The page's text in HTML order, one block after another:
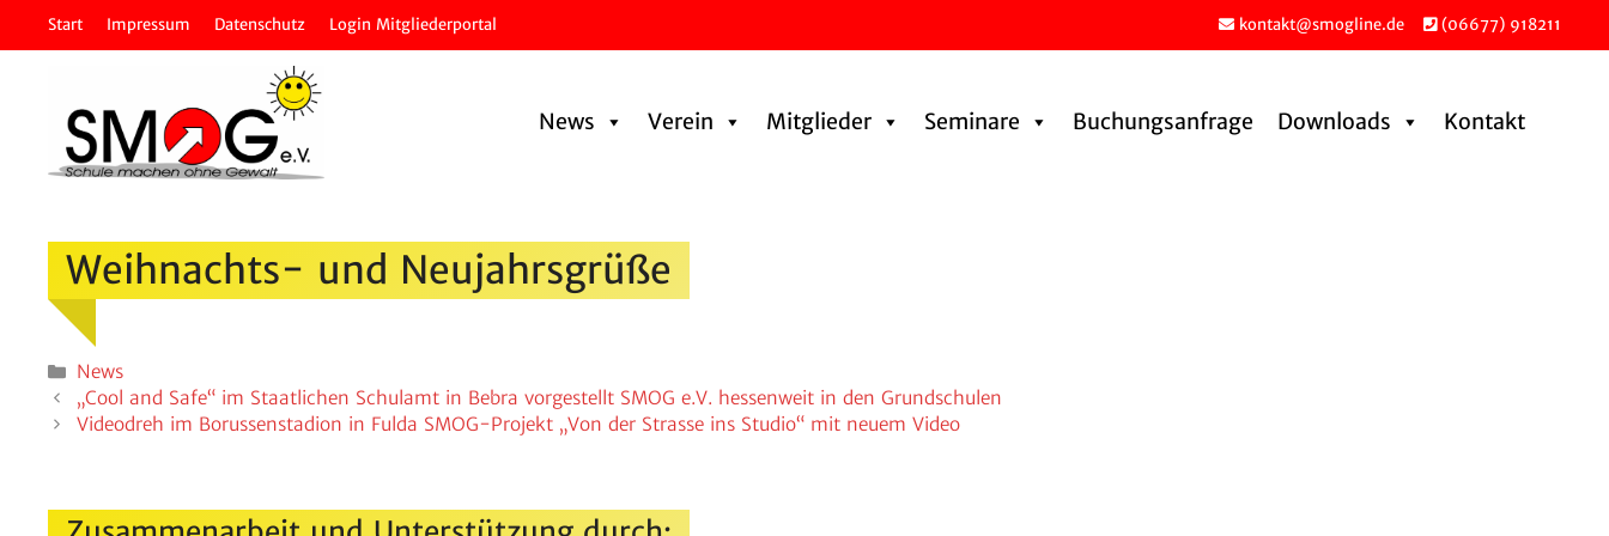
Inhalt
kontakt@smogline.de (06677) 918211
Start Impressum Daten­schutz Login Mitglie­der­portal
News Verein Mitglieder Seminare Buchungs­an­frage Downloads Kontakt
Weih­nachts- und Neujahrsgrüße
Kategorien
News
„Cool and Safe“ im Staat­li­chen Schulamt in Bebra vorge­stellt SMOG e.V. hessen­weit in den Grundschulen
Video­dreh im Borus­sen­sta­dion in Fulda SMOG-Projekt „Von der Strasse ins Studio“ mit neuem Video